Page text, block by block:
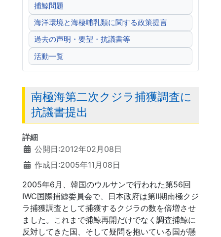
捕鯨問題
海洋環境と海棲哺乳類に関する政策提言
過去の声明・要望・抗議書等
活動一覧
南極海第二次クジラ捕獲調査に
抗議書提出
詳細
公開日:2012年02月08日
作成日:2005年11月08日
2005年6月、韓国のウルサンで行われた第56回
IWC国際捕鯨委員会で、日本政府は第II期南極クジ
ラ捕獲調査として捕獲するクジラの数を倍増させ
ました。これまで捕鯨再開だけでなく調査捕鯨に
反対してきた国、そして疑問を抱いている国が懸